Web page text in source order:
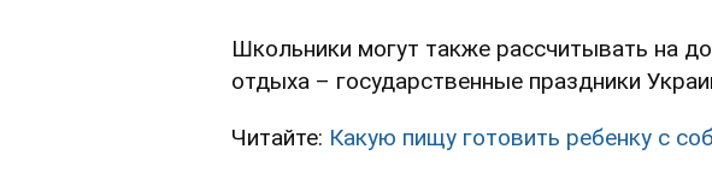
Школьники могут также рассчитывать на
отдыха – государственные праздники
Читайте: Какую пищу готовить ребенку с